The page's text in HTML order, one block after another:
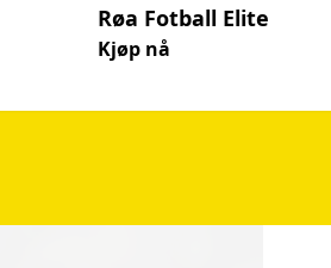
Røa Fotball Elite
Kjøp nå